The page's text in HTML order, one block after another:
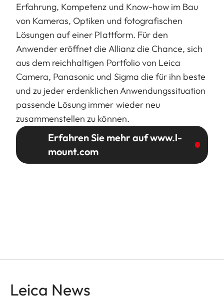
Erfahrung, Kompetenz und Know-how im Bau
von Kameras, Optiken und fotografischen
Lösungen auf einer Plattform. Für den
Anwender eröffnet die Allianz die Chance, sich
aus dem reichhaltigen Portfolio von Leica
Camera, Panasonic und Sigma die für ihn beste
und zu jeder erdenklichen Anwendungssituation
passende Lösung immer wieder neu
zusammenstellen zu können.
Erfahren Sie mehr auf www.l-
mount.com
Leica News